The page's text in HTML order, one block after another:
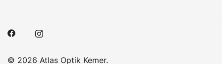
© 2026 Atlas Optik Kemer.